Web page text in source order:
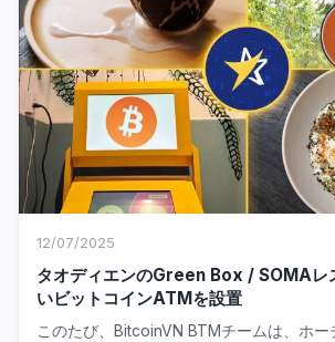
12/07/2025
タオディエンのGreen Box / SOMAレ
いビットコインATMを設置
このたび、BitcoinVN BTMチームは、ホー